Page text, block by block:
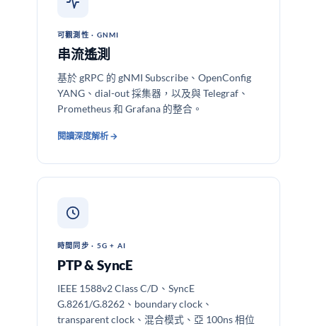
可觀測性 · GNMI
串流遙測
基於 gRPC 的 gNMI Subscribe、OpenConfig
YANG、dial-out 採集器，以及與 Telegraf、
Prometheus 和 Grafana 的整合。
閱讀深度解析 →
時間同步 · 5G + AI
PTP & SyncE
IEEE 1588v2 Class C/D、SyncE
G.8261/G.8262、boundary clock、
transparent clock、混合模式、亞 100ns 相位